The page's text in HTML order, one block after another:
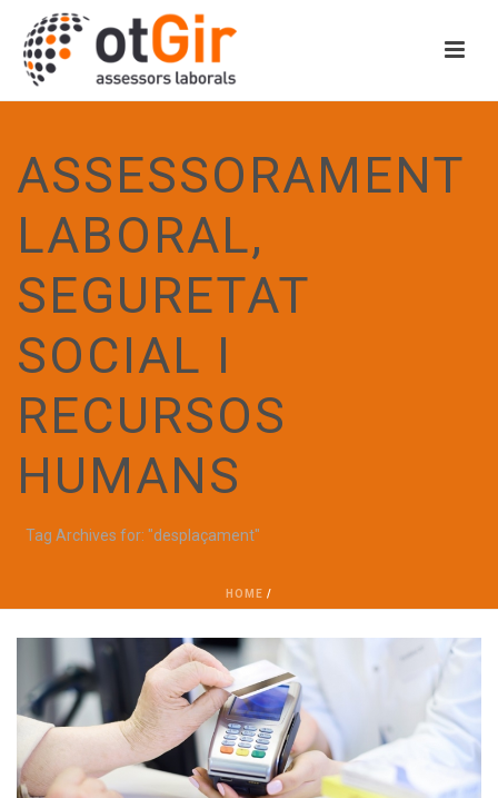
ASSESSORAMENT
LABORAL,
SEGURETAT
SOCIAL I
RECURSOS
HUMANS
Tag Archives for: "desplaçament"
HOME /